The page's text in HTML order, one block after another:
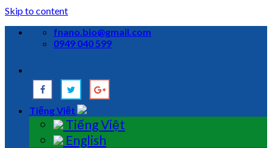
Skip to content
fnano.bio@gmail.com
0949 040 599
Tiếng Việt
Tiếng Việt
English